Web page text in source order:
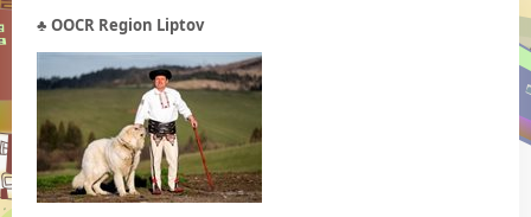
♣ OOCR Region Liptov